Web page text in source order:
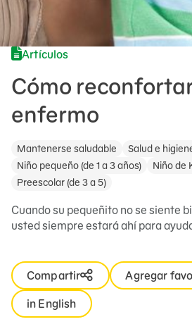
Artículos
Cómo
enfermo
Mantenerse saludable
Salud e
Niño pequeño (de 1 a 3 años)
Niño de
Preescolar (de 3 a 5)
Cuando su pequeñito no se siente
usted siempre estará ahí para
Compartir
Agregar
in English